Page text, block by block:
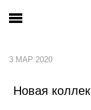
3 МАР 2020
Новая